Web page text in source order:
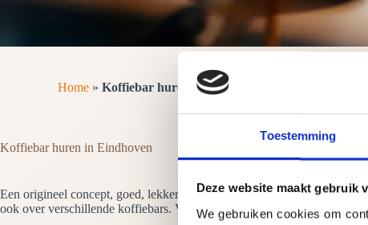
Toestemming
Deze website maakt gebruik
We gebruiken cookies om
Home» Koffiebar huren in Eindhoven
Koffiebar huren in Eindhoven
Een origineel concept, goed, lekker en een publiekstrekker? Kiest u er
ook over verschillende koffiebars. Van robuust steigerhout of elegant